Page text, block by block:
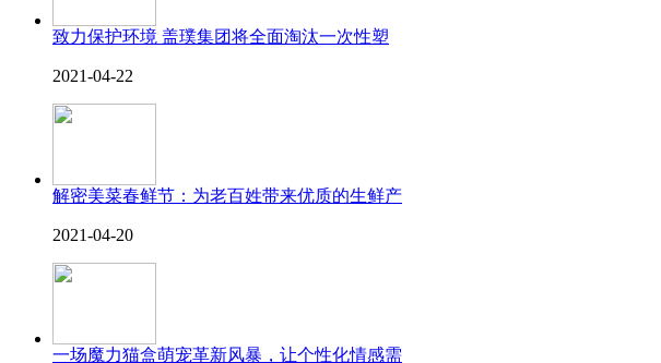
致力保护环境 盖璞集团将全面淘汰一次性塑
2021-04-22
解密美菜春鲜节：为老百姓带来优质的生鲜产
2021-04-20
一场魔力猫盒萌宠革新风暴，让个性化情感需